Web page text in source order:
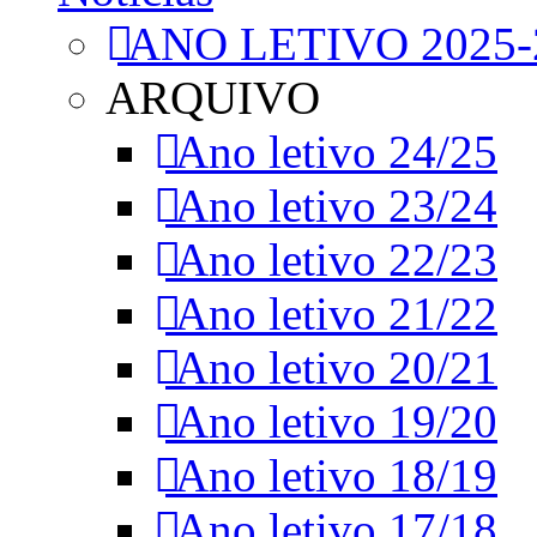
ANO LETIVO
ARQUIVO
Ano letivo 24/25
Ano letivo 23/24
Ano letivo 22/23
Ano letivo 21/22
Ano letivo 20/21
Ano letivo 19/20
Ano letivo 18/19